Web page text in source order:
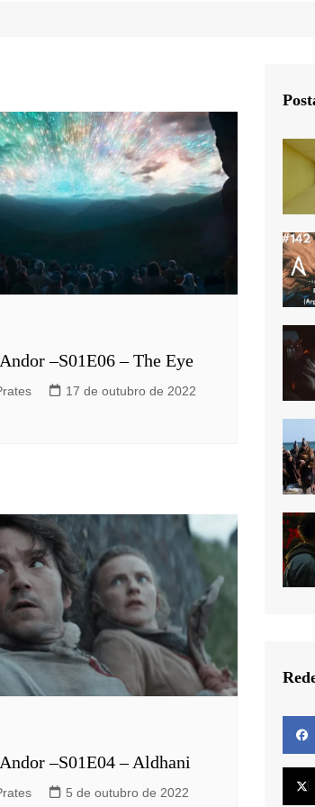
–S01E06 – The Eye
17 de outubro de 2022
–S01E04 – Aldhani
5 de outubro de 2022